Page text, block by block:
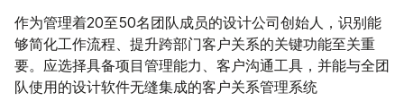
作为管理着20至50名团队成员的设计公司创始人，识别能
够简化工作流程、提升跨部门客户关系的关键功能至关重
要。应选择具备项目管理能力、客户沟通工具，并能与全团
队使用的设计软件无缝集成的客户关系管理系统